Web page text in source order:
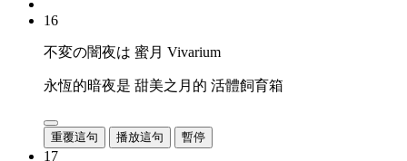
16
不変の闇夜は 蜜月 Vivarium
永恆的暗夜是 甜美之月的 活體飼育箱
重覆這句 播放這句 暫停
17